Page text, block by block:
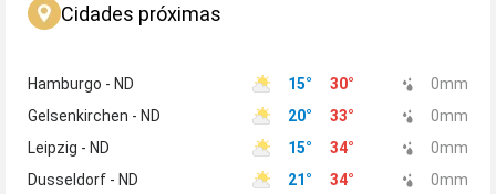
Cidades próximas
Hamburgo - ND 15° 30° 0mm
Gelsenkirchen - ND
20° 33° 0mm
Leipzig - ND
15° 34° 0mm
Dusseldorf - ND
21° 34° 0mm